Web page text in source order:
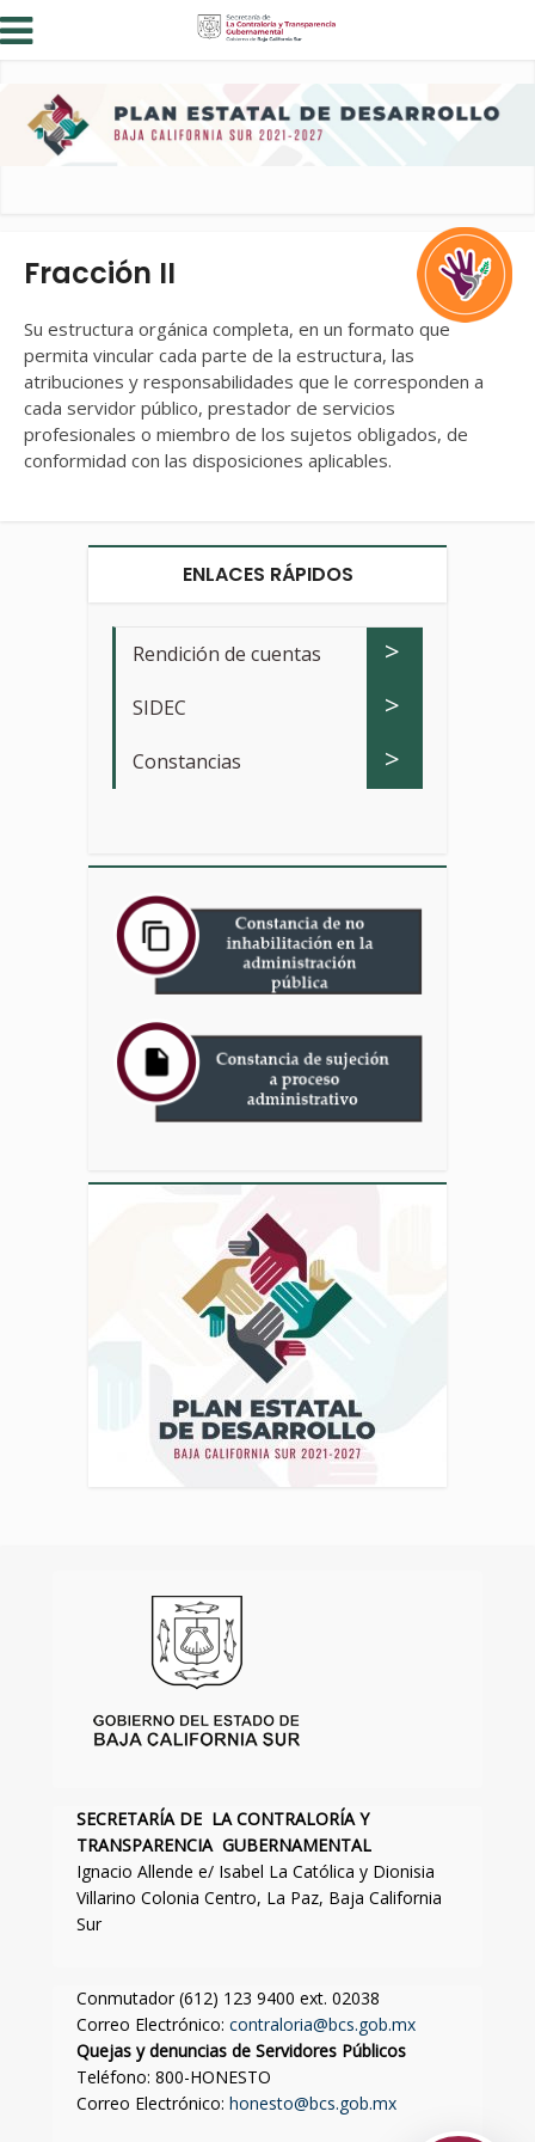
Fracción II
Su estructura orgánica completa, en un formato que
permita vincular cada parte de la estructura, las
atribuciones y responsabilidades que le corresponden a
cada servidor público, prestador de servicios
profesionales o miembro de los sujetos obligados, de
conformidad con las disposiciones aplicables.
ENLACES RÁPIDOS
Rendición de cuentas >
SIDEC >
Constancias >
SECRETARÍA DE LA CONTRALORÍA Y
TRANSPARENCIA GUBERNAMENTAL
Ignacio Allende e/ Isabel La Católica y Dionisia
Villarino Colonia Centro, La Paz, Baja California
Sur
Conmutador (612) 123 9400 ext. 02038
Correo Electrónico: contraloria@bcs.gob.mx
Quejas y denuncias de Servidores Públicos
Teléfono: 800-HONESTO
Correo Electrónico: honesto@bcs.gob.mx